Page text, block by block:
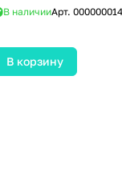
В наличииАрт.
В корзину